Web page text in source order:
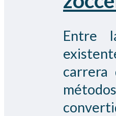
Entre
carrera